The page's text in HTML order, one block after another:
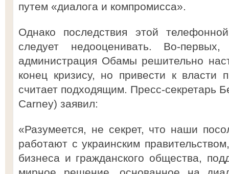
путем «диалога и компромисса».
Однако последствия этой
следует недооценивать. Во-
администрация Обамы решительно
конец кризису, но привести к власти
считает подходящим. Пресс-секретарь
Carney) заявил:
«Разумеется, не секрет, что наши
работают с украинским
бизнеса и гражданского общества,